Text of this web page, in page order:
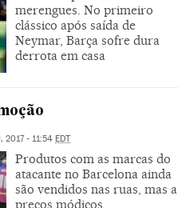
merengues. No primeiro
clássico após saída de
Neymar, Barça sofre dura
derrota em casa
2017 - 11:54 EDT
Produtos com as marcas do
atacante no Barcelona ainda
são vendidos nas ruas, mas a
preços módicos